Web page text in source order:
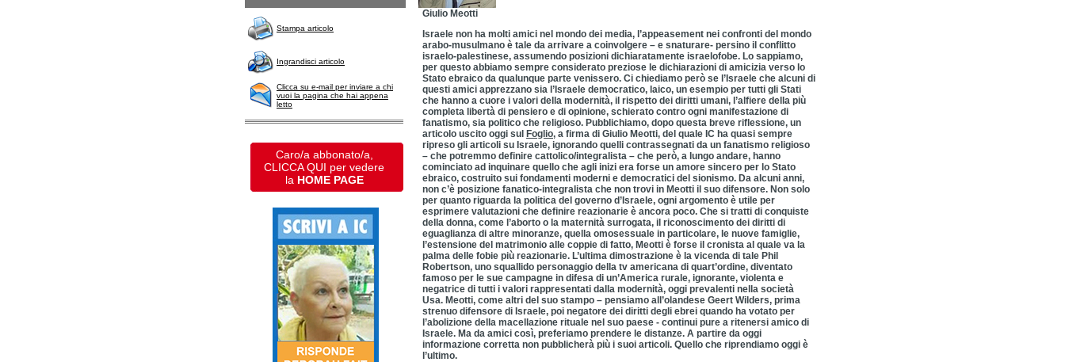
Stampa articolo
Ingrandisci articolo
Clicca su e-mail per inviare a chi
vuoi la pagina che hai appena
letto
Caro/a abbonato/a,
CLICCA QUI per vedere
la HOME PAGE
Giulio Meotti
Israele non ha molti amici nel mondo dei media, l’appeasement nei confronti del mondo
arabo-musulmano è tale da arrivare a coinvolgere – e snaturare- persino il conflitto
israelo-palestinese, assumendo posizioni dichiaratamente israelofobe. Lo sappiamo,
per questo abbiamo sempre considerato preziose le dichiarazioni di amicizia verso lo
Stato ebraico da qualunque parte venissero. Ci chiediamo però se l’Israele che alcuni di
questi amici apprezzano sia l’Israele democratico, laico, un esempio per tutti gli Stati
che hanno a cuore i valori della modernità, il rispetto dei diritti umani, l’alfiere della più
completa libertà di pensiero e di opinione, schierato contro ogni manifestazione di
fanatismo, sia politico che religioso. Pubblichiamo, dopo questa breve riflessione, un
articolo uscito oggi sul Foglio, a firma di Giulio Meotti, del quale IC ha quasi sempre
ripreso gli articoli su Israele, ignorando quelli contrassegnati da un fanatismo religioso
– che potremmo definire cattolico/integralista – che però, a lungo andare, hanno
cominciato ad inquinare quello che agli inizi era forse un amore sincero per lo Stato
ebraico, costruito sui fondamenti moderni e democratici del sionismo. Da alcuni anni,
non c’è posizione fanatico-integralista che non trovi in Meotti il suo difensore. Non solo
per quanto riguarda la politica del governo d’Israele, ogni argomento è utile per
esprimere valutazioni che definire reazionarie è ancora poco. Che si tratti di conquiste
della donna, come l’aborto o la maternità surrogata, il riconoscimento dei diritti di
eguaglianza di altre minoranze, quella omosessuale in particolare, le nuove famiglie,
l’estensione del matrimonio alle coppie di fatto, Meotti è forse il cronista al quale va la
palma delle fobie più reazionarie. L’ultima dimostrazione è la vicenda di tale Phil
Robertson, uno squallido personaggio della tv americana di quart’ordine, diventato
famoso per le sue campagne in difesa di un’America rurale, ignorante, violenta e
negatrice di tutti i valori rappresentati dalla modernità, oggi prevalenti nella società
Usa. Meotti, come altri del suo stampo – pensiamo all’olandese Geert Wilders, prima
strenuo difensore di Israele, poi negatore dei diritti degli ebrei quando ha votato per
l’abolizione della macellazione rituale nel suo paese - continui pure a ritenersi amico di
Israele. Ma da amici così, preferiamo prendere le distanze. A partire da oggi
informazione corretta non pubblicherà più i suoi articoli. Quello che riprendiamo oggi è
l’ultimo.